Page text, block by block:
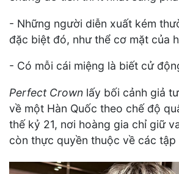
- Những người diễn xuất kém
đặc biệt đó, như thể cơ mặt của
- Có mỗi cái miệng là biết cử
Perfect Crown lấy bối cảnh giả
về một Hàn Quốc theo chế độ
thế kỷ 21, nơi hoàng gia chỉ giữ
còn thực quyền thuộc về các tập